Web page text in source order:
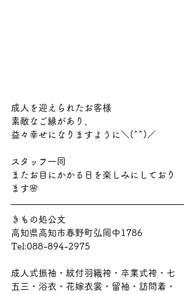
成人を迎えられたお客様
素敵なご縁があり、
益々幸せになりますように＼(^^)／
スタッフ一同
またお目にかかる日を楽しみにしており
ます🌸
きもの処公文
高知県高知市春野町弘岡中1786
Tel:088-894-2975
成人式振袖・紋付羽織袴・卒業式袴・七
五三・浴衣・花嫁衣裳・留袖・訪問着・